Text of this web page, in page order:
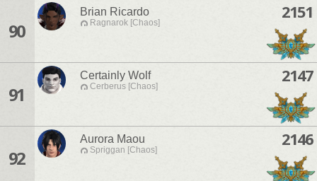
90
Brian Ricardo
Ragnarok [Chaos]
2151
91
Certainly Wolf
Cerberus [Chaos]
2147
92
Aurora Maou
Spriggan [Chaos]
2146